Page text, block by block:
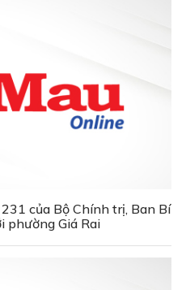
của Bộ Chính trị, Ban Bí
phường Giá Rai